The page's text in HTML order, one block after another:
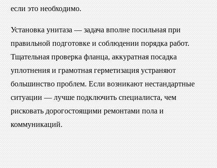
если это необходимо.
Установка унитаза — задача вполне посильная при
правильной подготовке и соблюдении порядка работ.
Тщательная проверка фланца, аккуратная посадка
уплотнения и грамотная герметизация устраняют
большинство проблем. Если возникают нестандартные
ситуации — лучше подключить специалиста, чем
рисковать дорогостоящими ремонтами пола и
коммуникаций.